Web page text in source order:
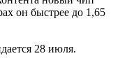
он быстрее до 1,65
28 июля.